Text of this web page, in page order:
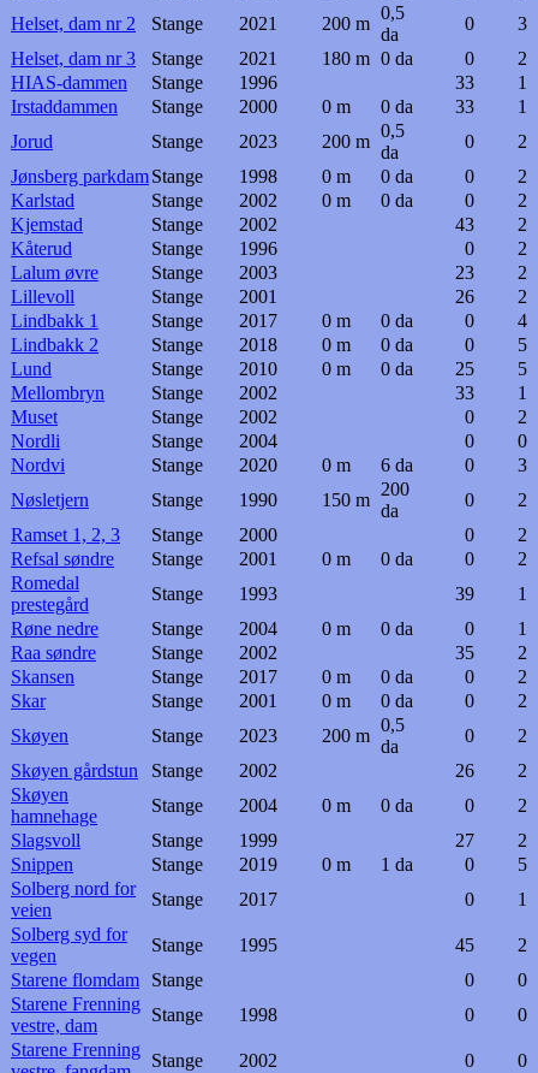
Helset, dam nr 2
Stange 2021 200 m
0,5
da
0
3
Helset, dam nr 3
Stange 2021 180 m 0 da 0
2
HIAS-dammen
Stange 1996 33
1
Irstaddammen
Stange 2000 0 m 0 da 33
1
Jorud
Stange 2023 200 m
0,5
da
0
2
Jønsberg parkdamStange 1998 0 m 0 da 0
2
Karlstad
Stange 2002 0 m 0 da 0
2
Kjemstad
Stange 2002 43
2
Kåterud
Stange 1996 0
2
Lalum øvre
Stange 2003 23
2
Lillevoll
Stange 2001 26
2
Lindbakk 1
Stange 2017 0 m 0 da 0
4
Lindbakk 2
Stange 2018 0 m 0 da 0
5
Lund
Stange 2010 0 m 0 da 25
5
Mellombryn
Stange 2002 33
1
Muset
Stange 2002 0
2
Nordli
Stange 2004 0
0
Nordvi
Stange 2020 0 m 6 da 0
3
Nøsletjern
Stange 1990 150 m
200
da
0
2
Ramset 1, 2, 3
Stange 2000 0
2
Refsal søndre
Stange 2001 0 m 0 da 0
2
Romedal
prestegård
Stange 1993 39
1
Røne nedre
Stange 2004 0 m 0 da 0
1
Raa søndre
Stange 2002 35
2
Skansen
Stange 2017 0 m 0 da 0
2
Skar
Stange 2001 0 m 0 da 0
2
Skøyen
Stange 2023 200 m
0,5
da
0
2
Skøyen gårdstun
Stange 2002 26
2
Skøyen
hamnehage
Stange 2004 0 m 0 da 0
2
Slagsvoll
Stange 1999 27
2
Snippen
Stange 2019 0 m 1 da 0
5
Solberg nord for
veien
Stange 2017 0
1
Solberg syd for
vegen
Stange 1995 45
2
Starene flomdam
Stange 0
0
Starene Frenning
vestre, dam
Stange 1998 0
0
Starene Frenning
Stange 2002 0
0